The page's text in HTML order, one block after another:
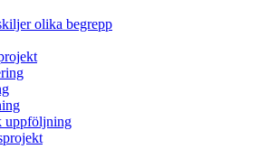
olika begrepp
uppföljning